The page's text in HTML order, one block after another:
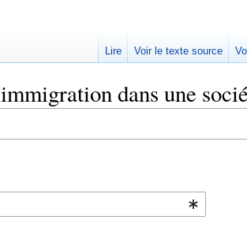
dans une
Lire Voir le texte source